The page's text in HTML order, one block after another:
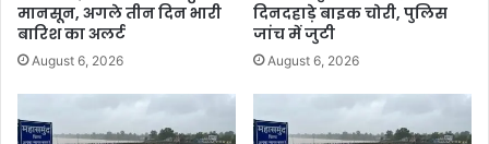
मानसून, अगले तीन दिन भारी
बारिश का अलर्ट
August 6, 2026
दिनदहाड़े बाइक चोरी, पुलिस
जांच में जुटी
August 6, 2026